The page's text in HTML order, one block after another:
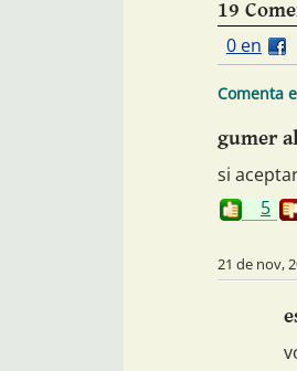
19
0 en
Comenta
gumer
si
5
21 de nov,